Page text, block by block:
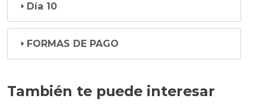
Día 10
FORMAS DE PAGO
También te puede interesar